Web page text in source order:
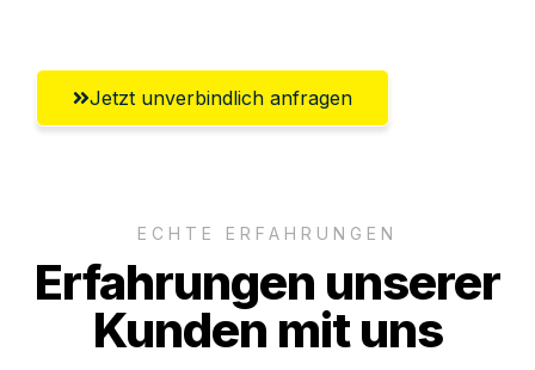
Jetzt unverbindlich anfragen
ECHTE ERFAHRUNGEN
Erfahrungen unserer
Kunden mit uns